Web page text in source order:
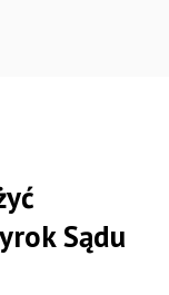
Sądu